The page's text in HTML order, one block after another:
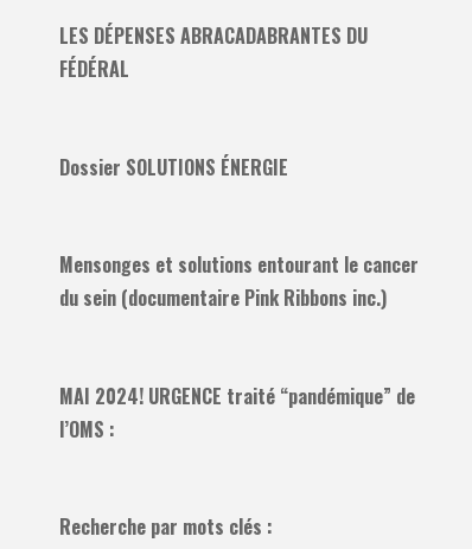
LES DÉPENSES ABRACADABRANTES DU
FÉDÉRAL
Dossier SOLUTIONS ÉNERGIE
Mensonges et solutions entourant le cancer
du sein (documentaire Pink Ribbons inc.)
MAI 2024! URGENCE traité “pandémique” de
l’OMS :
Recherche par mots clés :